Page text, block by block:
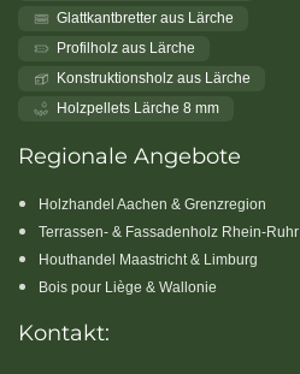
Glattkantbretter aus Lärche
Profilholz aus Lärche
Konstruktionsholz aus Lärche
Holzpellets Lärche 8 mm
Regionale Angebote
Holzhandel Aachen & Grenzregion
Terrassen- & Fassadenholz Rhein-Ruhr
Houthandel Maastricht & Limburg
Bois pour Liège & Wallonie
Kontakt: